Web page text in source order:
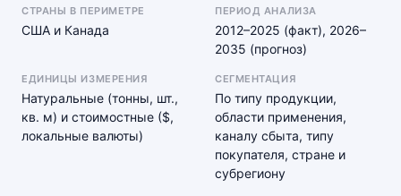
СТРАНЫ В ПЕРИМЕТРЕ
США и Канада
ПЕРИОД АНАЛИЗА
2012–2025 (факт), 2026–
2035 (прогноз)
ЕДИНИЦЫ ИЗМЕРЕНИЯ
Натуральные (тонны, шт.,
кв. м) и стоимостные ($,
локальные валюты)
СЕГМЕНТАЦИЯ
По типу продукции,
области применения,
каналу сбыта, типу
покупателя, стране и
субрегиону